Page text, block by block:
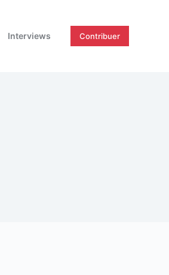
Interviews Contribuer